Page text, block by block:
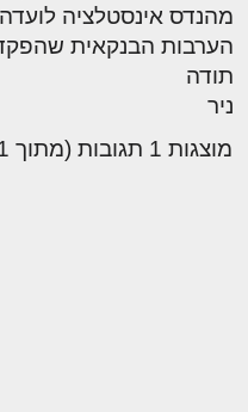
מהנדס אינסטלציה
הערבות הבנקאית
תודה
ניר
מוצגות 1 תגובות (מתוך 1 סה״כ)